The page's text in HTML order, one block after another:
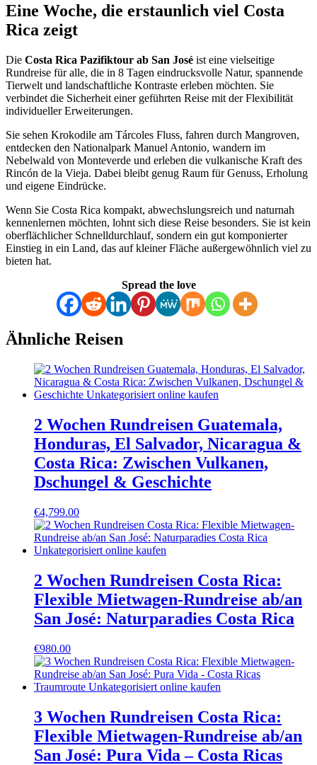
Eine Woche, die erstaunlich viel Costa
Rica zeigt
Die Costa Rica Pazifiktour ab San José ist eine vielseitige
Rundreise für alle, die in 8 Tagen eindrucksvolle Natur, spannende
Tierwelt und landschaftliche Kontraste erleben möchten. Sie
verbindet die Sicherheit einer geführten Reise mit der Flexibilität
individueller Erweiterungen.
Sie sehen Krokodile am Tárcoles Fluss, fahren durch Mangroven,
entdecken den Nationalpark Manuel Antonio, wandern im
Nebelwald von Monteverde und erleben die vulkanische Kraft des
Rincón de la Vieja. Dabei bleibt genug Raum für Genuss, Erholung
und eigene Eindrücke.
Wenn Sie Costa Rica kompakt, abwechslungsreich und naturnah
kennenlernen möchten, lohnt sich diese Reise besonders. Sie ist kein
oberflächlicher Schnelldurchlauf, sondern ein gut komponierter
Einstieg in ein Land, das auf kleiner Fläche außergewöhnlich viel zu
bieten hat.
Spread the love
Ähnliche Reisen
2 Wochen Rundreisen Guatemala,
Honduras, El Salvador, Nicaragua &
Costa Rica: Zwischen Vulkanen,
Dschungel & Geschichte
€4,799.00
2 Wochen Rundreisen Costa Rica:
Flexible Mietwagen-Rundreise ab/an
San José: Naturparadies Costa Rica
€980.00
3 Wochen Rundreisen Costa Rica:
Flexible Mietwagen-Rundreise ab/an
San José: Pura Vida – Costa Ricas